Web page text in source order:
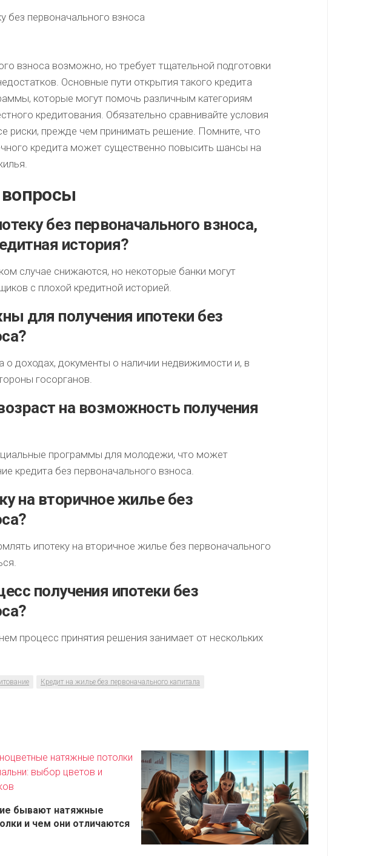
взноса возможно, но требует тщательной подготовки
Основные пути открытия такого кредита
которые могут помочь различным категориям
кредитования. Обязательно сравнивайте условия
риски, прежде чем принимать решение. Помните, что
кредита может существенно повысить шансы на
без первоначального взноса,
история?
случае снижаются, но некоторые банки могут
с плохой кредитной историей.
для получения ипотеки без
о доходах, документы о наличии недвижимости и, в
госорганов.
на возможность получения
программы для молодежи, что может
кредита без первоначального взноса.
на вторичное жилье без
ипотеку на вторичное жилье без первоначального
получения ипотеки без
процесс принятия решения занимает от нескольких
Кредит на жилье без первоначального капитала
бывают натяжные
и чем они отличаются